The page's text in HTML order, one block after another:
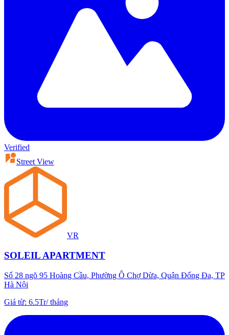
Verified
Street View
VR
SOLEIL APARTMENT
Số 28 ngõ 95 Hoàng Cầu, Phường Ô Chợ Dừa, Quận Đống Đa, TP
Hà Nội
Giá từ: 6.5Tr/tháng